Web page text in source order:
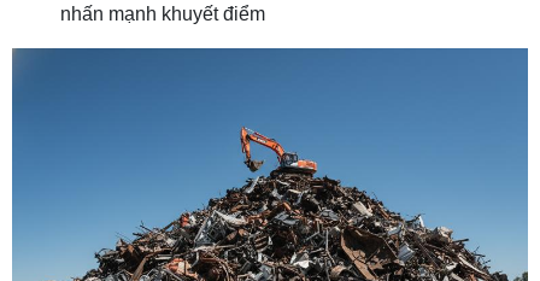
nhấn mạnh khuyết điểm